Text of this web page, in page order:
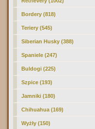
Bordery (818)
Teriery (545)
Siberian Husky (388)
Spaniele (247)
Buldogi (225)
Szpice (193)
Jamniki (180)
Chihuahua (169)
Wyżły (150)